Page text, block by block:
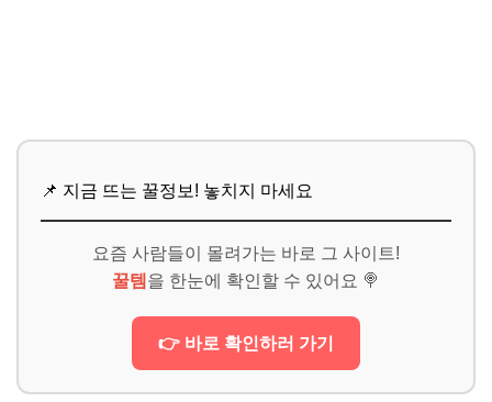
📌 지금 뜨는 꿀정보! 놓치지 마세요
요즘 사람들이 몰려가는 바로 그 사이트!
꿀템 을 한눈에 확인할 수 있어요 🍭
👉 바로 확인하러 가기